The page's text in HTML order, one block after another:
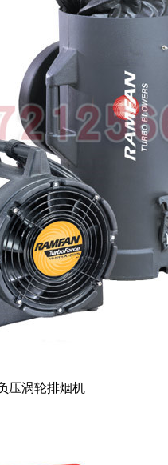
压涡轮排烟机